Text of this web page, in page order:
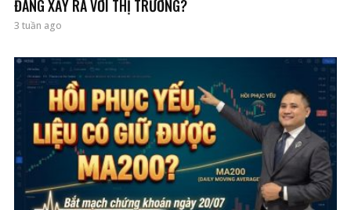
ĐANG XẢY RA VỚI THỊ TRƯỜNG?
3 tuần ago